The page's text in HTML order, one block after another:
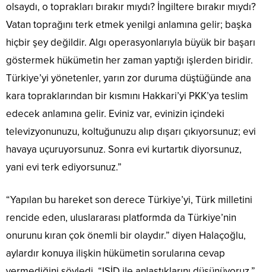
olsaydı, o toprakları bırakır mıydı? İngiltere bırakır mıydı?
Vatan toprağını terk etmek yenilgi anlamına gelir; başka
hiçbir şey değildir. Algı operasyonlarıyla büyük bir başarı
göstermek hükümetin her zaman yaptığı işlerden biridir.
Türkiye’yi yönetenler, yarın zor duruma düştüğünde ana
kara topraklarından bir kısmını Hakkari’yi PKK’ya teslim
edecek anlamına gelir. Eviniz var, evinizin içindeki
televizyonunuzu, koltuğunuzu alıp dışarı çıkıyorsunuz; evi
havaya uçuruyorsunuz. Sonra evi kurtartık diyorsunuz,
yani evi terk ediyorsunuz.”
“Yapılan bu hareket son derece Türkiye’yi, Türk milletini
rencide eden, uluslararası platformda da Türkiye’nin
onurunu kıran çok önemli bir olaydır.” diyen Halaçoğlu,
aylardır konuya ilişkin hükümetin sorularına cevap